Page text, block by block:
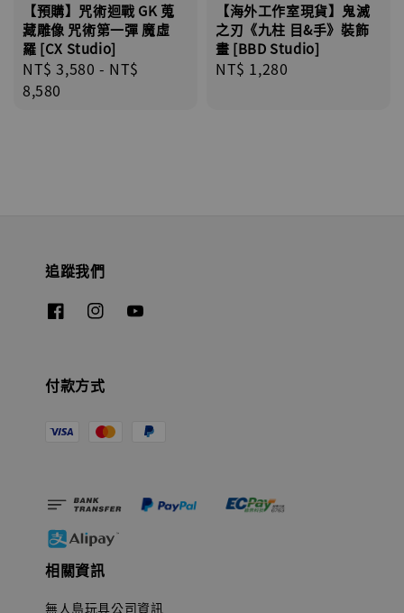
【預購】咒術迴戰 GK 蒐
藏雕像 咒術第一彈 魔虛
羅 [CX Studio]
Regular
price
NT$ 3,580 - NT$
8,580
【海外工作室現貨】鬼滅
之刃《九柱 目&手》裝飾
畫 [BBD Studio]
Regular
NT$ 1,280
追蹤我們
付款方式
相關資訊
無人島玩具公司資訊